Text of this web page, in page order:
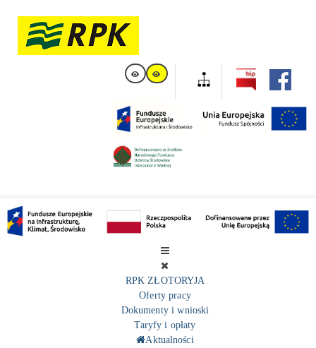
RPK ZŁOTORYJA
Oferty pracy
Dokumenty i wnioski
Taryfy i opłaty
Aktualności